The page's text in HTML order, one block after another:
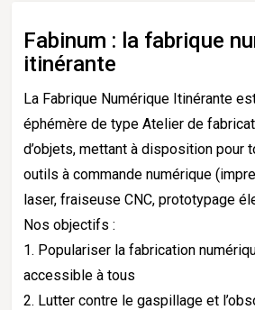
Fabinum : la fabrique
itinérante
La Fabrique Numérique Itinérante
éphémère de type Atelier de
d’objets, mettant à disposition pour
outils à commande numérique
laser, fraiseuse CNC, prototypage
Nos objectifs :
1. Populariser la fabrication
accessible à tous
2. Lutter contre le gaspillage et